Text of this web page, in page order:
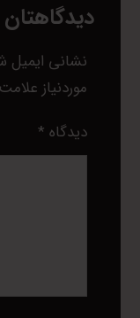
دیدگاهتان
نشانی ایمیل
موردنیاز
دیدگاه *